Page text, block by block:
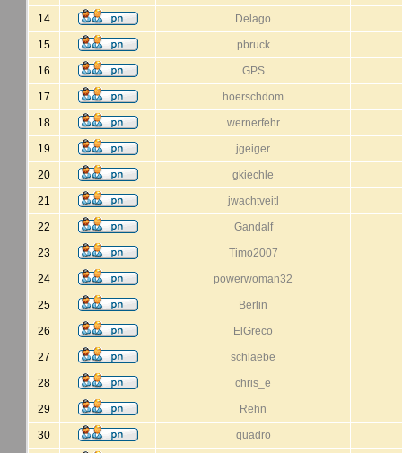
14 Delago
15 pbruck
16 GPS
17 hoerschdom
18 wernerfehr
19 jgeiger
20 gkiechle
21 jwachtveitl
22 Gandalf
23 Timo2007
24 powerwoman32
25 Berlin
26 ElGreco
27 schlaebe
28 chris_e
29 Rehn
30 quadro